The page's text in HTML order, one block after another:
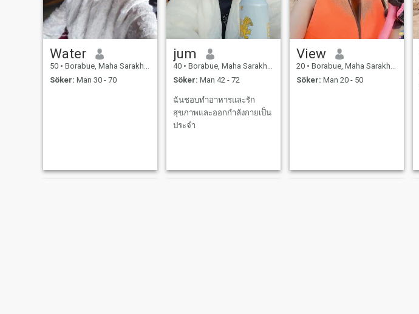
Water
50 • Borabue, Maha Sarakham, Thailand
Söker: Man 30 - 70
jum
40 • Borabue, Maha Sarakham, Thailand
Söker: Man 42 - 72
ฉันชอบทำอาหารและรัก
สุขภาพและออกกำลังกายเป็น
ประจำ
View
20 • Borabue, Maha Sarakham, Thailand
Söker: Man 20 - 50